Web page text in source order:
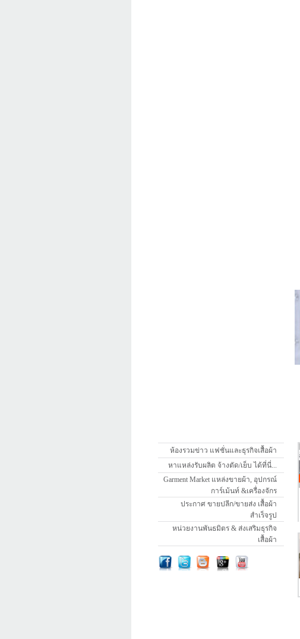
ห้องรวมข่าว แฟชั่นและธุรกิจเสื้อผ้า
หาแหล่งรับผลิต จ้างตัด/เย็บ ได้ที่นี่...
Garment Market แหล่งขายผ้า, อุปกรณ์
การ์เม้นท์ &เครื่องจักร
ประกาศ ขายปลีก/ขายส่ง เสื้อผ้า
สำเร็จรูป
หน่วยงานพันธมิตร & ส่งเสริมธุรกิจ
เสื้อผ้า